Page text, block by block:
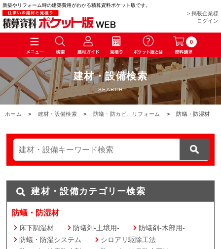
新築やリフォーム時の建築費用がわかる積算資料ポケット版です。
> 掲載企業様
ログイン
0
建材・設備検索
SEARCH
ホーム > 建材・設備検索 > 防蟻・防カビ、リフォーム > 防蟻・防湿材
建材・設備カテゴリー検索
防蟻・防湿材
床下調湿材 防蟻剤-土壌用-
防蟻剤-木部用-
防蟻・防湿システム
シロアリ駆除工法